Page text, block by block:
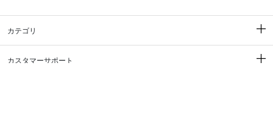
カテゴリ
カスタマーサポート